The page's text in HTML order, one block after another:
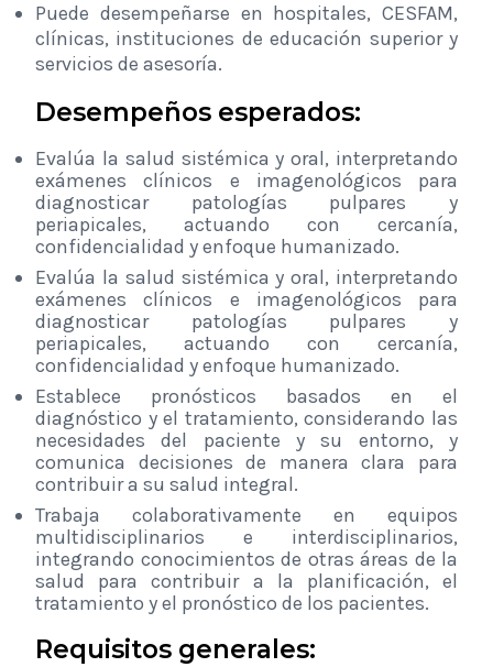
Puede desempeñarse en hospitales, CESFAM,
clínicas, instituciones de educación superior y
servicios de asesoría.
Desempeños esperados:
Evalúa la salud sistémica y oral, interpretando
exámenes clínicos e imagenológicos para
diagnosticar patologías pulpares y
periapicales, actuando con cercanía,
confidencialidad y enfoque humanizado.
Evalúa la salud sistémica y oral, interpretando
exámenes clínicos e imagenológicos para
diagnosticar patologías pulpares y
periapicales, actuando con cercanía,
confidencialidad y enfoque humanizado.
Establece pronósticos basados en el
diagnóstico y el tratamiento, considerando las
necesidades del paciente y su entorno, y
comunica decisiones de manera clara para
contribuir a su salud integral.
Trabaja colaborativamente en equipos
multidisciplinarios e interdisciplinarios,
integrando conocimientos de otras áreas de la
salud para contribuir a la planificación, el
tratamiento y el pronóstico de los pacientes.
Requisitos generales: